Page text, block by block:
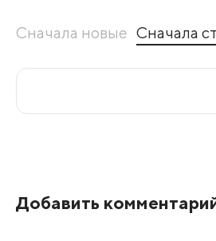
Сначала новые Сначала
Добавить